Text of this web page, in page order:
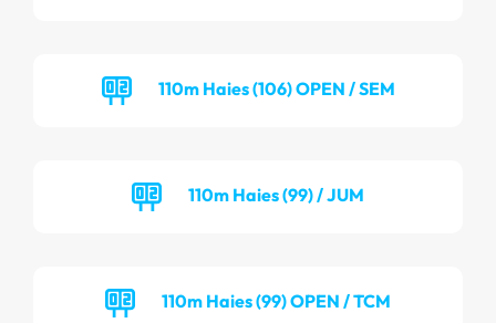
110m Haies (106) OPEN / SEM
110m Haies (99) / JUM
110m Haies (99) OPEN / TCM